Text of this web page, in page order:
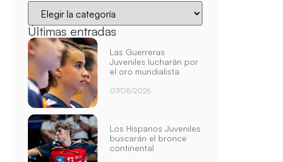
Últimas entradas
Las Guerreras
Juveniles lucharán por
el oro mundialista
07/08/2026
Los Hispanos Juveniles
buscarán el bronce
continental